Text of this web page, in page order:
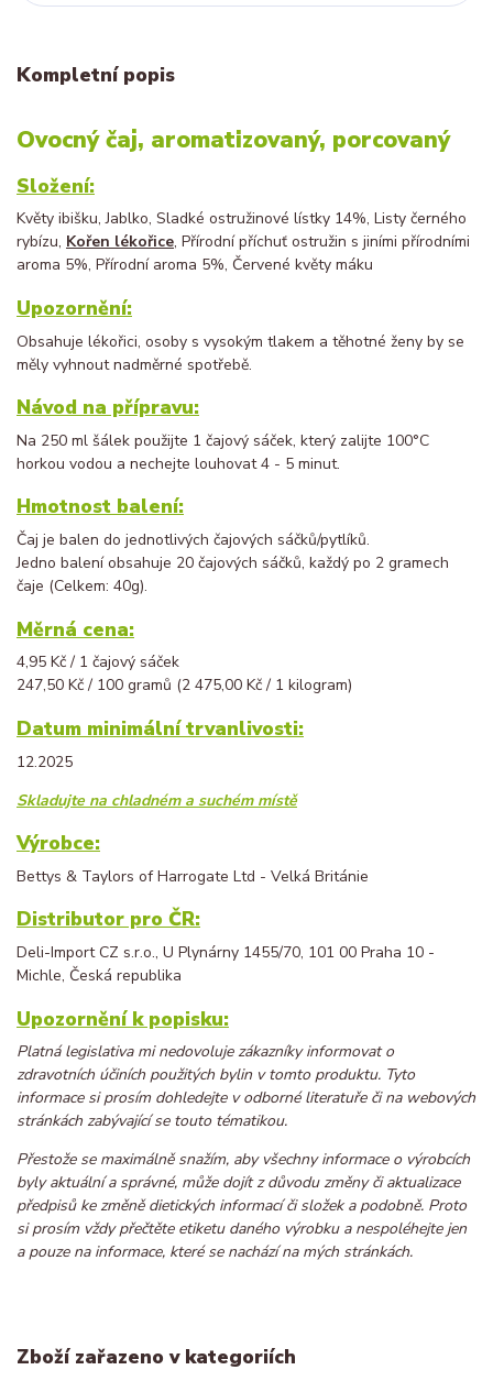
Kompletní popis
Ovocný čaj, aromatizovaný, porcovaný
Složení:
Květy ibišku, Jablko, Sladké ostružinové lístky 14%, Listy černého
rybízu, Kořen lékořice, Přírodní příchuť ostružin s jiními přírodními
aroma 5%, Přírodní aroma 5%, Červené květy máku
Upozornění:
Obsahuje lékořici, osoby s vysokým tlakem a těhotné ženy by se
měly vyhnout nadměrné spotřebě.
Návod na přípravu:
Na 250 ml šálek použijte 1 čajový sáček, který zalijte 100°C
horkou vodou a nechejte louhovat 4 - 5 minut.
Hmotnost balení:
Čaj je balen do jednotlivých čajových sáčků/pytlíků.
Jedno balení obsahuje 20 čajových sáčků, každý po 2 gramech
čaje (Celkem: 40g).
Měrná cena:
4,95 Kč / 1 čajový sáček
247,50 Kč / 100 gramů (2 475,00 Kč / 1 kilogram)
Datum minimální trvanlivosti:
12.2025
Skladujte na chladném a suchém místě
Výrobce:
Bettys & Taylors of Harrogate Ltd - Velká Británie
Distributor pro ČR:
Deli-Import CZ s.r.o., U Plynárny 1455/70, 101 00 Praha 10‎ -
Michle, Česká republika
Upozornění k popisku:
Platná legislativa mi nedovoluje zákazníky informovat o
zdravotních účiních použitých bylin v tomto produktu. Tyto
informace si prosím dohledejte v odborné literatuře či na webových
stránkách zabývající se touto tématikou.
Přestože se maximálně snažím, aby všechny informace o výrobcích
byly aktuální a správné, může dojít z důvodu změny či aktualizace
předpisů ke změně dietických informací či složek a podobně. Proto
si prosím vždy přečtěte etiketu daného výrobku a nespoléhejte jen
a pouze na informace, které se nachází na mých stránkách.
Zboží zařazeno v kategoriích